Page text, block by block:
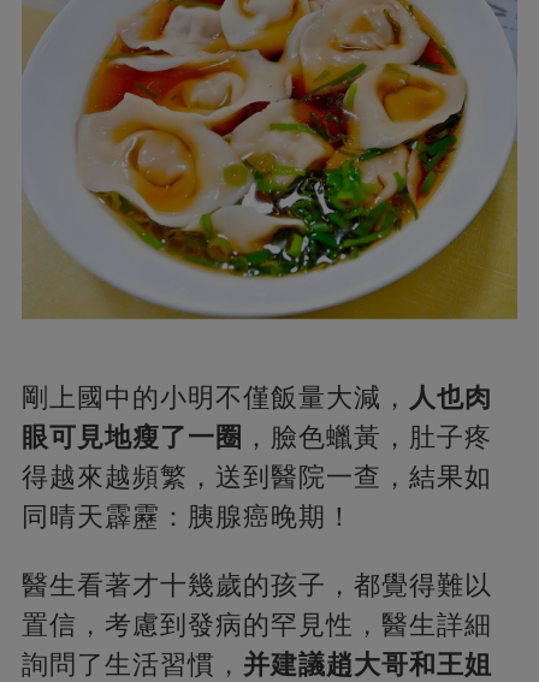
剛上國中的小明不僅飯量大減， 人也肉
眼可見地瘦了一圈 ，臉色蠟黃，肚子疼
得越來越頻繁，送到醫院一查，結果如
同晴天霹靂：胰腺癌晚期！
醫生看著才十幾歲的孩子，都覺得難以
置信，考慮到發病的罕見性，醫生詳細
詢問了生活習慣， 并建議趙大哥和王姐